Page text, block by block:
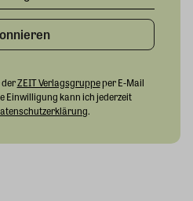
ZEIT Verlagsgruppeper E-Mail
Einwilligung kann ich jederzeit
.